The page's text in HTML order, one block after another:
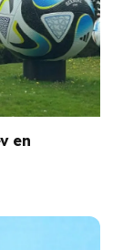
en